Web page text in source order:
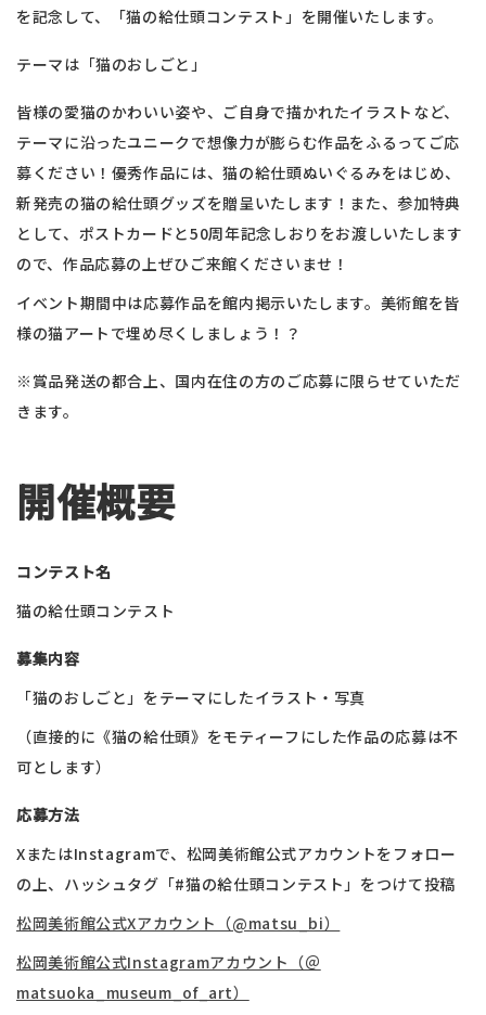
を記念して、「猫の給仕頭コンテスト」を開催いたします。
テーマは「猫のおしごと」
皆様の愛猫のかわいい姿や、ご自身で描かれたイラストなど、
テーマに沿ったユニークで想像力が膨らむ作品をふるってご応
募ください！優秀作品には、猫の給仕頭ぬいぐるみをはじめ、
新発売の猫の給仕頭グッズを贈呈いたします！また、参加特典
として、ポストカードと50周年記念しおりをお渡しいたします
ので、作品応募の上ぜひご来館くださいませ！
イベント期間中は応募作品を館内掲示いたします。美術館を皆
様の猫アートで埋め尽くしましょう！？
※賞品発送の都合上、国内在住の方のご応募に限らせていただ
きます。
開催概要
コンテスト名
猫の給仕頭コンテスト
募集内容
「猫のおしごと」をテーマにしたイラスト・写真
（直接的に《猫の給仕頭》をモティーフにした作品の応募は不
可とします）
応募方法
XまたはInstagramで、松岡美術館公式アカウントをフォロー
の上、ハッシュタグ「#猫の給仕頭コンテスト」をつけて投稿
松岡美術館公式Xアカウント（@matsu_bi）
松岡美術館公式Instagramアカウント（＠
matsuoka_museum_of_art）